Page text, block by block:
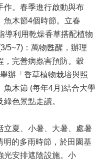
作。春季進行啟動與布
魚木節4個時節。立春
導利用乾燥香草搭配植物
5~7)：萬物甦醒，辦理
，完善病蟲害預防。穀
辦「香草植物栽培與照
魚木節 (每年4月)結合大學
色景點走讀。
立夏、小暑、大暑、處暑
明的多雨時節，於田園基
光安排遮陰設施。小